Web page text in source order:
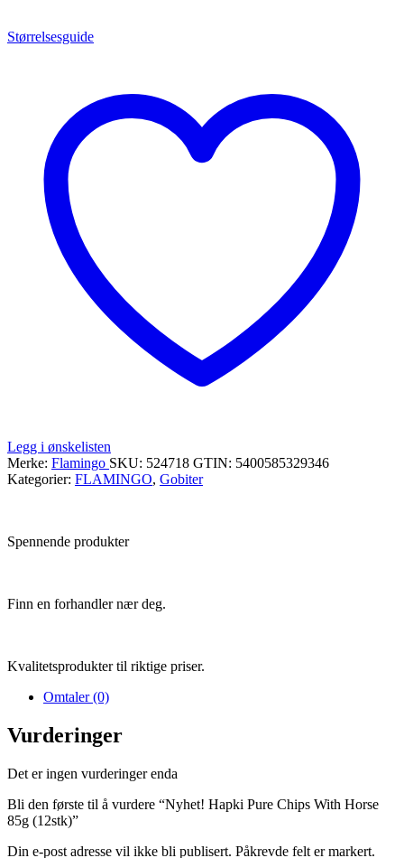
Størrelsesguide
Legg i ønskelisten
Merke: Flamingo SKU: 524718 GTIN: 5400585329346
Kategorier: FLAMINGO, Gobiter
Spennende produkter
Finn en forhandler nær deg.
Kvalitetsprodukter til riktige priser.
Omtaler (0)
Vurderinger
Det er ingen vurderinger enda
Bli den første til å vurdere “Nyhet! Hapki Pure Chips With Horse
85g (12stk)”
Din e-post adresse vil ikke bli publisert. Påkrevde felt er markert.